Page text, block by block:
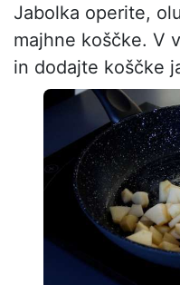
Jabolka operite,
majhne koščke. V
in dodajte koščke